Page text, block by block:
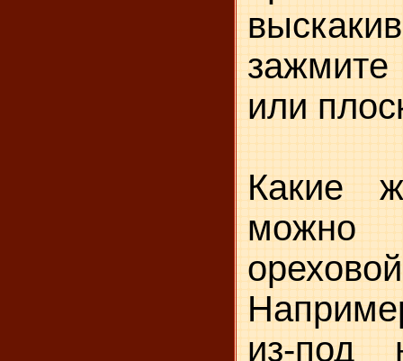
или
Какие
из-под